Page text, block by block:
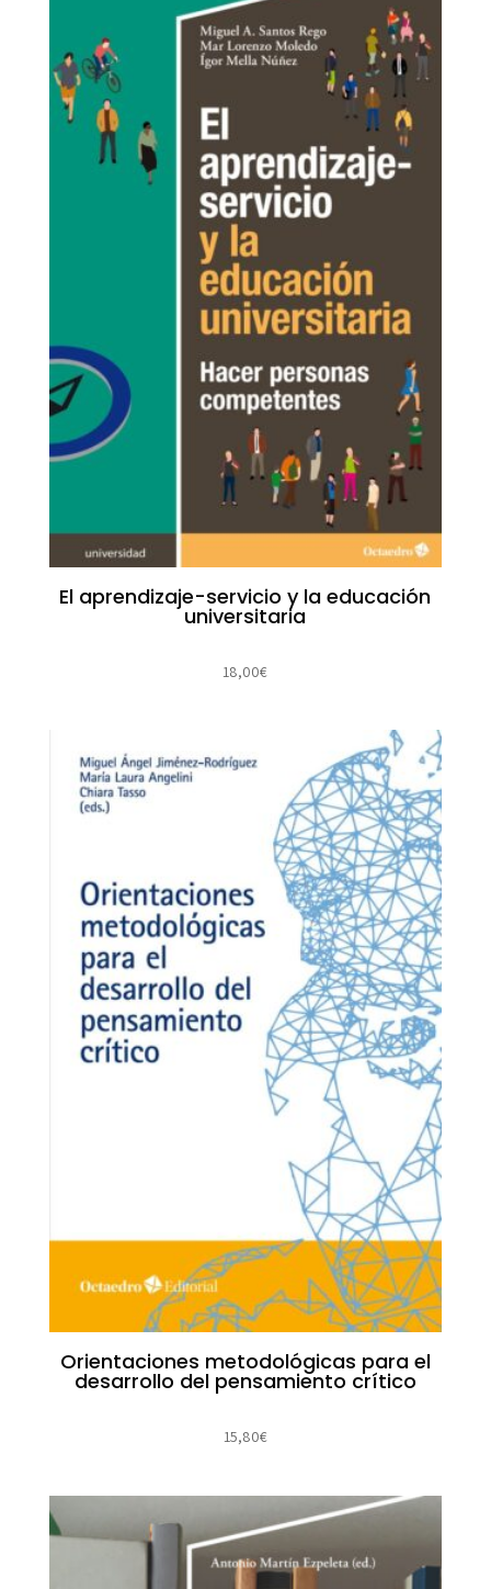
El aprendizaje-servicio y la educación
universitaria
18,00€
Orientaciones metodológicas para el
desarrollo del pensamiento crítico
15,80€